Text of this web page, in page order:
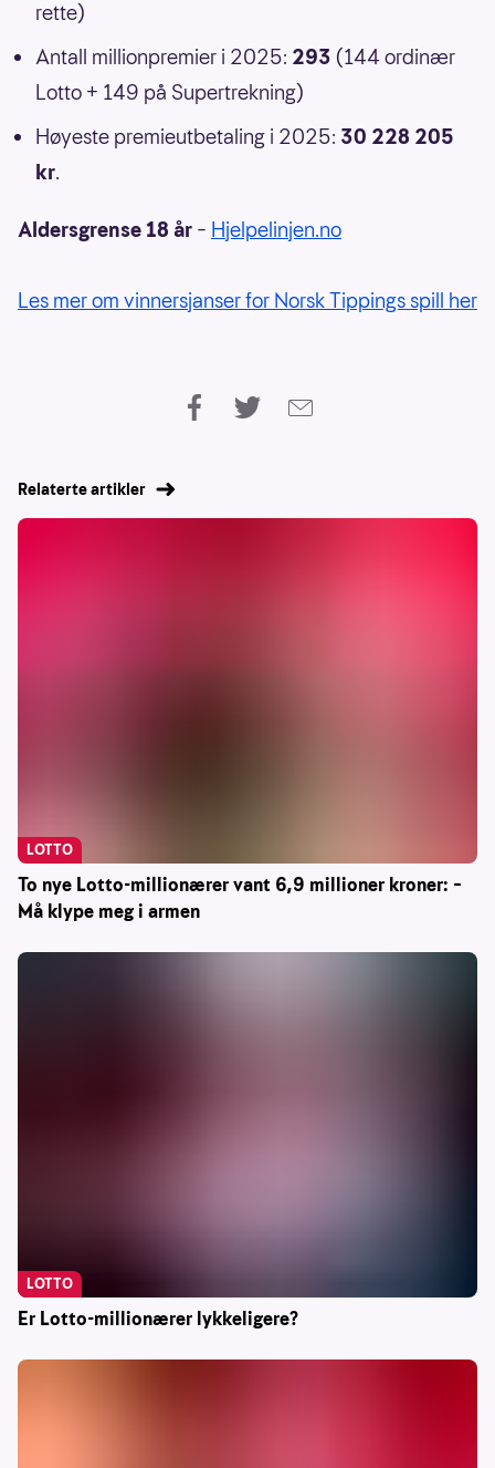
rette)
Antall millionpremier i 2025: 293 (144 ordinær
Lotto + 149 på Supertrekning)
Høyeste premieutbetaling i 2025: 30 228 205
kr.
Aldersgrense 18 år – Hjelpelinjen.no
Les mer om vinnersjanser for Norsk Tippings spill her
Relaterte artikler
To nye Lotto-millionærer vant 6,9 millioner kroner: –
Må klype meg i armen
LOTTO
Er Lotto-millionærer lykkeligere?
LOTTO